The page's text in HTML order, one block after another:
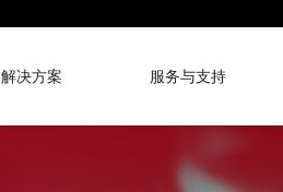
解决方案 服务与支持